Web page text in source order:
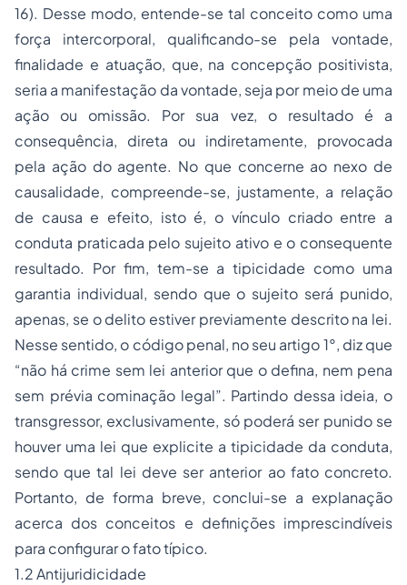
16). Desse modo, entende-se tal conceito como uma
força intercorporal, qualificando-se pela vontade,
finalidade e atuação, que, na concepção positivista,
seria a manifestação da vontade, seja por meio de uma
ação ou omissão. Por sua vez, o resultado é a
consequência, direta ou indiretamente, provocada
pela ação do agente. No que concerne ao nexo de
causalidade, compreende-se, justamente, a relação
de causa e efeito, isto é, o vínculo criado entre a
conduta praticada pelo sujeito ativo e o consequente
resultado. Por fim, tem-se a tipicidade como uma
garantia individual, sendo que o sujeito será punido,
apenas, se o delito estiver previamente descrito na lei.
Nesse sentido, o código penal, no seu artigo 1°, diz que
“não há crime sem lei anterior que o defina, nem pena
sem prévia cominação legal”. Partindo dessa ideia, o
transgressor, exclusivamente, só poderá ser punido se
houver uma lei que explicite a tipicidade da conduta,
sendo que tal lei deve ser anterior ao fato concreto.
Portanto, de forma breve, conclui-se a explanação
acerca dos conceitos e definições imprescindíveis
para configurar o fato típico.
1.2 Antijuridicidade